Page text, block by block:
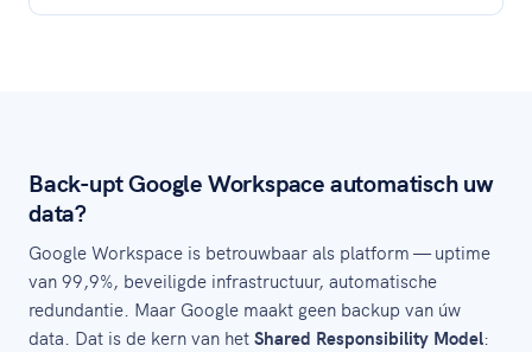
Back-upt Google Workspace automatisch uw
data?
Google Workspace is betrouwbaar als platform — uptime
van 99,9%, beveiligde infrastructuur, automatische
redundantie. Maar Google maakt geen backup van úw
data. Dat is de kern van hetShared Responsibility Model: